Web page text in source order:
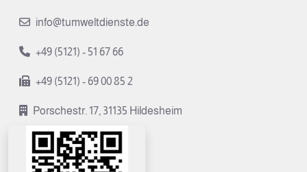
info@tumweltdienste.de
+49 (5121) - 51 67 66
+49 (5121) - 69 00 85 2
Porschestr. 17, 31135 Hildesheim